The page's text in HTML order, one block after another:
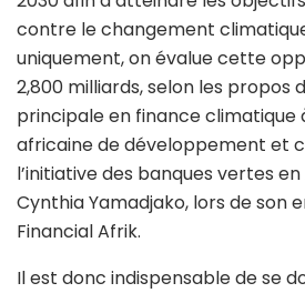
contre le changement
uniquement, on évalue cette
2,800 milliards, selon les propos
principale en finance climatique
africaine de développement et
l’initiative des banques vertes
Cynthia Yamadjako, lors de son
Financial Afrik.
Il est donc indispensable de se